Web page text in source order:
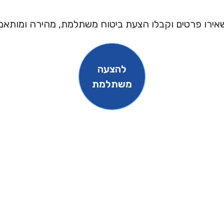
פרטים וקבלו הצעת ביטוח משתלמת, מהירה
להצעה
משתלמת